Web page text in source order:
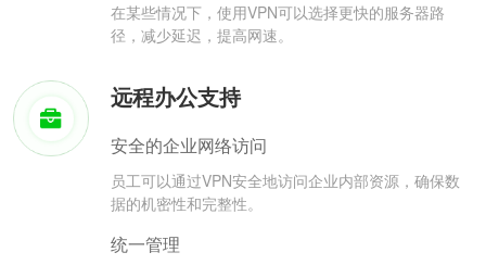
在某些情况下，使用VPN可以选择更快的服务器路
径，减少延迟，提高网速。
远程办公支持
安全的企业网络访问
员工可以通过VPN安全地访问企业内部资源，确保数
据的机密性和完整性。
统一管理